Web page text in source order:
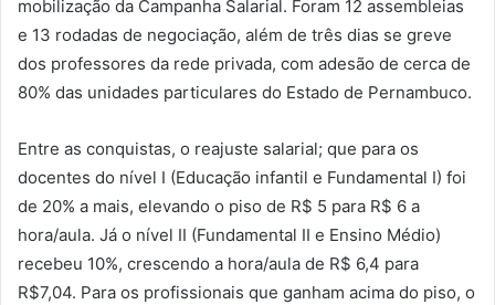
mobilização da Campanha Salarial. Foram 12 assembleias
e 13 rodadas de negociação, além de três dias se greve
dos professores da rede privada, com adesão de cerca de
80% das unidades particulares do Estado de Pernambuco.
Entre as conquistas, o reajuste salarial; que para os
docentes do nível I (Educação infantil e Fundamental I) foi
de 20% a mais, elevando o piso de R$ 5 para R$ 6 a
hora/aula. Já o nível II (Fundamental II e Ensino Médio)
recebeu 10%, crescendo a hora/aula de R$ 6,4 para
R$7,04. Para os profissionais que ganham acima do piso, o